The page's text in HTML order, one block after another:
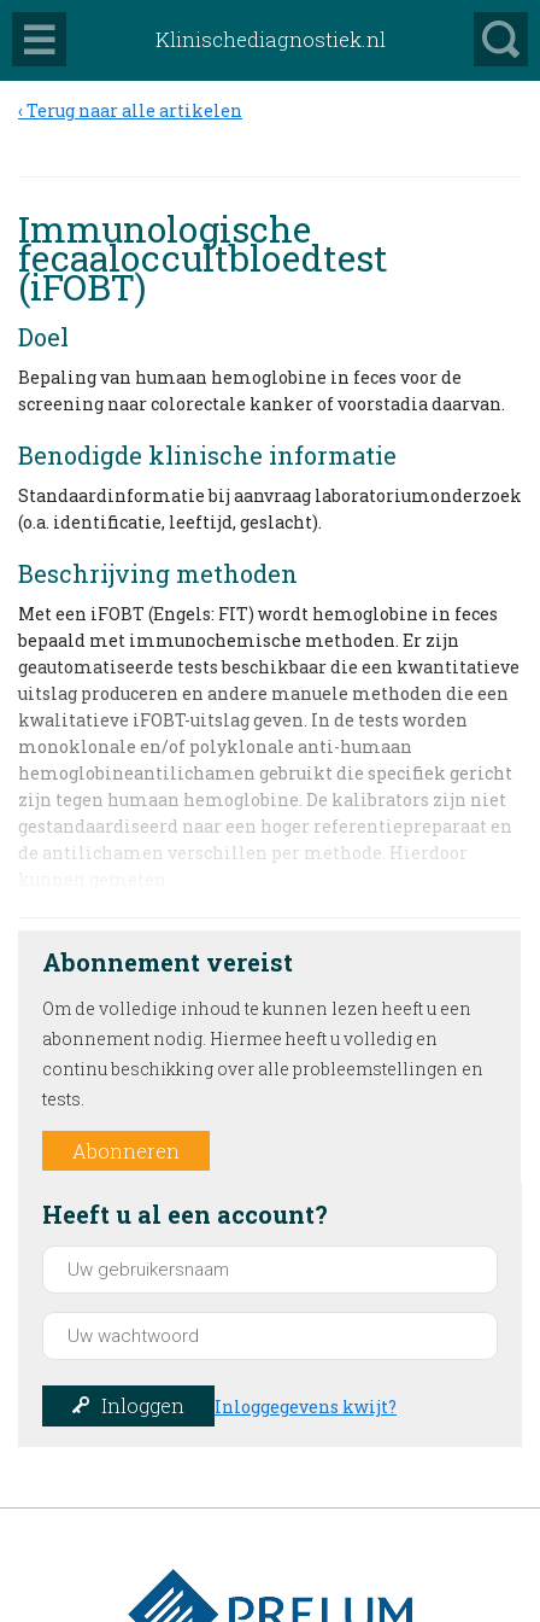
Klinischediagnostiek.nl
Terug naar alle artikelen
Immunologische
fecaaloccultbloedtest
(iFOBT)
Doel
Bepaling van humaan hemoglobine in feces voor de
screening naar colorectale kanker of voorstadia daarvan.
Benodigde klinische informatie
Standaardinformatie bij aanvraag laboratoriumonderzoek
(o.a. identificatie, leeftijd, geslacht).
Beschrijving methoden
Met een iFOBT (Engels: FIT) wordt hemoglobine in feces
bepaald met immunochemische methoden. Er zijn
geautomatiseerde tests beschikbaar die een kwantitatieve
uitslag produceren en andere manuele methoden die een
kwalitatieve iFOBT-uitslag geven. In de tests worden
monoklonale en/of polyklonale anti-humaan
hemoglobineantilichamen gebruikt die specifiek gericht
zijn tegen humaan hemoglobine. De kalibrators zijn niet
gestandaardiseerd naar een hoger referentiepreparaat en
de antilichamen verschillen per methode. Hierdoor
Abonnement vereist
Om de volledige inhoud te kunnen lezen heeft u een
abonnement nodig. Hiermee heeft u volledig en
continu beschikking over alle probleemstellingen en
tests.
Abonneren
Heeft u al een account?
Inloggen Inloggegevens kwijt?